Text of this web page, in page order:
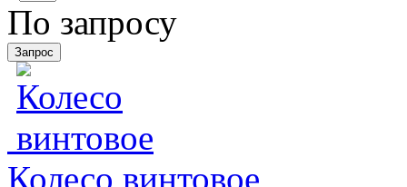
По запросу
Колесо винтовое